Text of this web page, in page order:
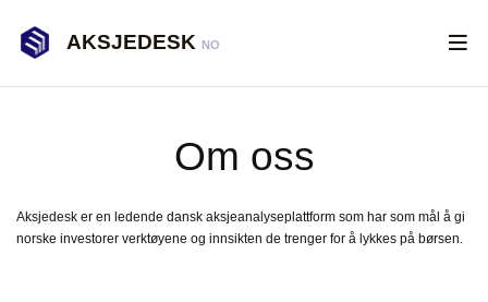
AKSJEDESK NO
Om oss
Aksjedesk er en ledende dansk aksjeanalyseplattform som har som mål å gi
norske investorer verktøyene og innsikten de trenger for å lykkes på børsen.